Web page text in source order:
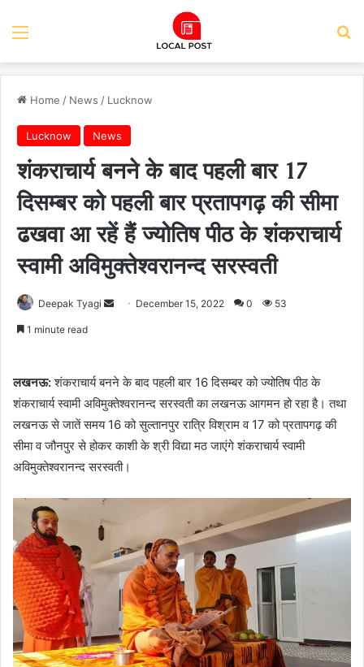
Menu
Home / News / Lucknow
Lucknow News
शंकराचार्य बनने के बाद पहली बार 17
दिसम्बर को पहली बार प्रतापगढ़ की सीमा
ढखवा आ रहें हैं ज्योतिष पीठ के शंकराचार्य
स्वामी अविमुक्तेश्वरानन्द सरस्वती
Deepak Tyagi
Send December 15, 2022 0 53
1 minute read
लखनऊ:शंकराचार्य बनने के बाद पहली बार 16 दिसम्बर को ज्योतिष पीठ के
शंकराचार्य स्वामी अविमुक्तेश्वरानन्द सरस्वती का लखनऊ आगमन हो रहा है। तथा
लखनऊ से जातें समय 16 को सुल्तानपुर रात्रि विश्राम व 17 को प्रतापगढ़ की
सीमा व जौनपुर से होकर काशी के श्री विद्या मठ जाएंगे शंकराचार्य स्वामी
अविमुक्तेश्वरानन्द सरस्वती।